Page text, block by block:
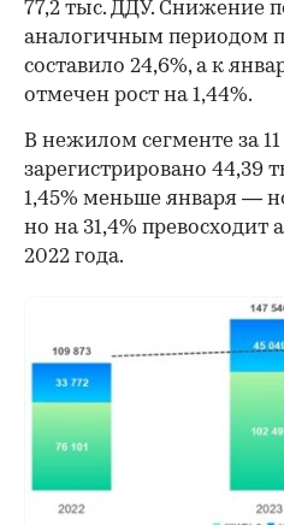
77,2 тыс. ДДУ. Снижение
аналогичным периодом
составило 24,6%, а к
отмечен рост на 1,44%.
В нежилом сегменте за
зарегистрировано 44,39
1,45% меньше января —
но на 31,4%
2022 года.